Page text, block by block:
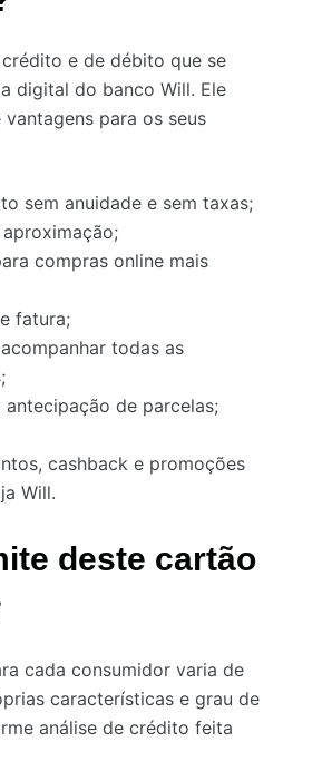
e de débito que se
digital do banco Will. Ele
para os seus
sem anuidade e sem taxas;
compras online mais
fatura;
todas as
antecipação de parcelas;
cashback e promoções
Will.
deste cartão
cada consumidor varia de
características e grau de
análise de crédito feita